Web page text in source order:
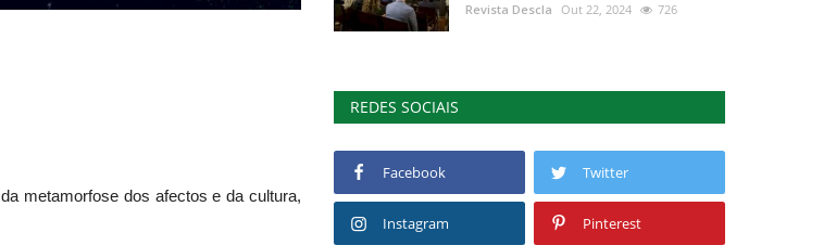
metamorfose dos afectos e da cultura,
Revista Descla Out 22, 2024 726
REDES SOCIAIS
Facebook Twitter
Instagram Pinterest